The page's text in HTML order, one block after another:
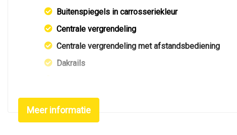
Buitenspiegels in carrosseriekleur
Centrale vergrendeling
Centrale vergrendeling met afstandsbediening
Dakrails
Elektrisch bedienbare achterklep
Elektrisch glazen panorama-dak
Meer informatie